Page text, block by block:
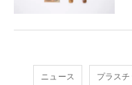
ニュース プラス